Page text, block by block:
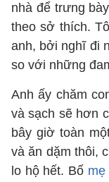
nhà để trưng
theo sở thích.
anh, bởi nghĩ đi
so với những
Anh ấy chăm
và sạch sẽ hơn
bây giờ toàn
và ăn dặm thôi,
lo hộ hết. Bố mẹ